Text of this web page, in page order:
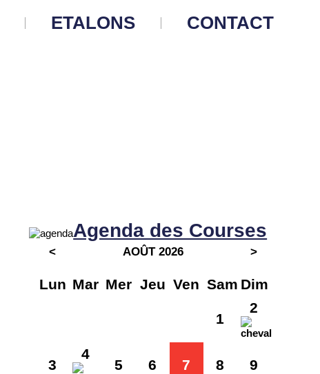
ETALONS CONTACT
Agenda des Courses
< AOÛT 2026 >
Lun Mar Mer Jeu Ven Sam Dim
1
2
3
4
5 6 7 8 9